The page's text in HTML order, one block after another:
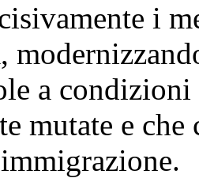
i
a
mutate e